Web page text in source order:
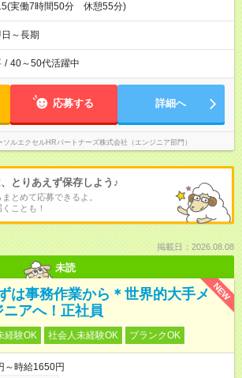
実働7時間50分 休憩55分)
日～長期
/ 40～50代活躍中
応募する 詳細へ
ソルエクセルHRパートナーズ株式会社（エンジニア部門）
とりあえず保存しよう♪
とめて応募できるよ。
ことも！
掲載日：2026.08.08
未読
NEW
は事務作業から＊世界的大手メ
アへ！正社員
経験OK 社会人未経験OK ブランクOK
～時給1650円